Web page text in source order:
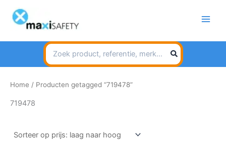
naar
inhoud
Search
for:
Home / Producten getagged “719478”
719478